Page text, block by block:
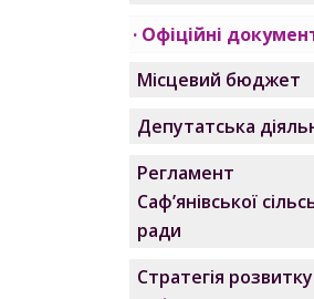
Офіційні
Місцевий бюджет
Депутатська
Регламент
Саф’янівської
ради
Стратегія розвитку